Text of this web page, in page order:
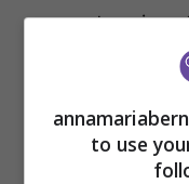
scoperta spinge
to use